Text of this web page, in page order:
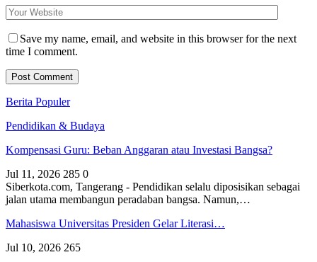
Save my name, email, and website in this browser for the next
time I comment.
Berita Populer
Pendidikan & Budaya
Kompensasi Guru: Beban Anggaran atau Investasi Bangsa?
Jul 11, 2026 285 0
Siberkota.com, Tangerang - Pendidikan selalu diposisikan sebagai
jalan utama membangun peradaban bangsa. Namun,…
Mahasiswa Universitas Presiden Gelar Literasi…
Jul 10, 2026 265